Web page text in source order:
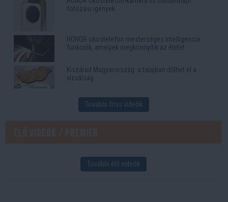
fotózási igények
HONOR okostelefon mesterséges intelligencia
funkciók, amelyek megkönnyítik az életet
Kiszárad Magyarország: a talajban dőlhet el a
vízválság
További friss videók
További élő videók